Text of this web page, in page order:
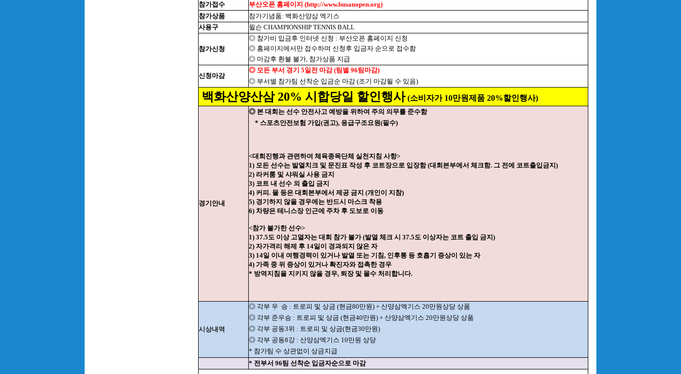
참가접수
부산오픈 홈페이지 (http://www.busanopen.org)
참가상품
참가기념품: 백화산양삼 엑기스
사용구
윌슨 CHAMPIONSHIP TENNIS BALL
참가신청
◎ 참가비 입금후 인터넷 신청 : 부산오픈 홈페이지 신청
◎ 홈페이지에서만 접수하며 신청후 입금자 순으로 접수함
◎ 마감후 환불 불가, 참가상품 지급
신청마감
◎ 모든 부서 경기 5일전 마감 (팀별 96팀마감)
◎ 부서별 참가팀 선착순 입금순 마감 (조기 마감될 수 있음)
백화산양산삼 20% 시합당일 할인행사(소비자가 10만원제품 20%할인행사)
경기안내
◎ 본 대회는 선수 안전사고 예방을 위하여 주의 의무를 준수함
* 스포츠안전보험 가입(권고), 응급구조요원(필수)
<대회진행과 관련하여 체육종목단체 실천지침 사항>
1) 모든 선수는 발열치크 및 문진표 작성 후 코트장으로 입장함 (대회본부에서 체크함. 그 전에 코트출입금지)
2) 라커룸 및 샤워실 사용 금지
3) 코트 내 선수 외 출입 금지
4) 커피. 물 등은 대회본부에서 제공 금지 (개인이 지참)
5) 경기하지 않을 경우에는 반드시 마스크 착용
6) 차량은 테니스장 인근에 주차 후 도보로 이동
<참가 불가한 선수>
1) 37.5도 이상 고열자는 대회 참가 불가 (발열 체크 시 37.5도 이상자는 코트 출입 금지)
2) 자가격리 해제 후 14일이 경과되지 않은 자
3) 14일 이내 여행경력이 있거나 발열 또는 기침, 인후통 등 호흡기 증상이 있는 자
4) 가족 중 위 증상이 있거나 확진자와 접촉한 경우
* 방역지침을 지키지 않을 경우, 퇴장 및 몰수 처리합니다.
시상내역
◎ 각부 우 승 : 트로피 및 상금 (현금80만원) + 산양삼엑기스 20만원상당 상품
◎ 각부 준우승 : 트로피 및 상금 (현금40만원) + 산양삼엑기스 20만원상당 상품
◎ 각부 공동3위 : 트로피 및 상금(현금30만원)
◎ 각부 공동8강 : 산양삼엑기스 10만원 상당
* 참가팀 수 상관없이 상금지급
* 전부서 96팀 선착순 입금자순으로 마감